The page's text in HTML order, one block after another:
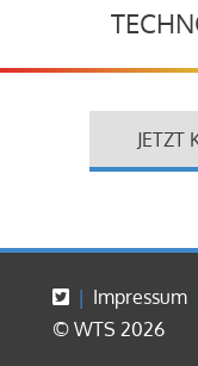
JETZT
Impressum
© WTS 2026